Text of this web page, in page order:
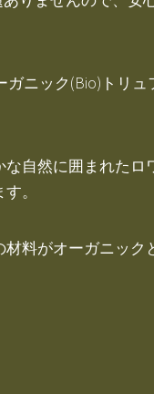
ニック(Bio)トリュ
自然に囲まれたロ
。
料がオーガニック